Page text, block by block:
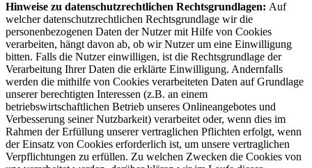
Hinweise zu datenschutzrechtlichen Rechtsgrundlagen: Auf
welcher datenschutzrechtlichen Rechtsgrundlage wir die
personenbezogenen Daten der Nutzer mit Hilfe von Cookies
verarbeiten, hängt davon ab, ob wir Nutzer um eine Einwilligung
bitten. Falls die Nutzer einwilligen, ist die Rechtsgrundlage der
Verarbeitung Ihrer Daten die erklärte Einwilligung. Andernfalls
werden die mithilfe von Cookies verarbeiteten Daten auf Grundlage
unserer berechtigten Interessen (z.B. an einem
betriebswirtschaftlichen Betrieb unseres Onlineangebotes und
Verbesserung seiner Nutzbarkeit) verarbeitet oder, wenn dies im
Rahmen der Erfüllung unserer vertraglichen Pflichten erfolgt, wenn
der Einsatz von Cookies erforderlich ist, um unsere vertraglichen
Verpflichtungen zu erfüllen. Zu welchen Zwecken die Cookies von